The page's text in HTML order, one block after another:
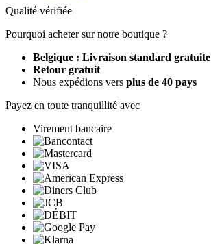
Qualité vérifiée
Pourquoi acheter sur notre boutique ?
Belgique : Livraison standard gratuite
Retour gratuit
Nous expédions vers plus de 40 pays
Payez en toute tranquillité avec
Virement bancaire